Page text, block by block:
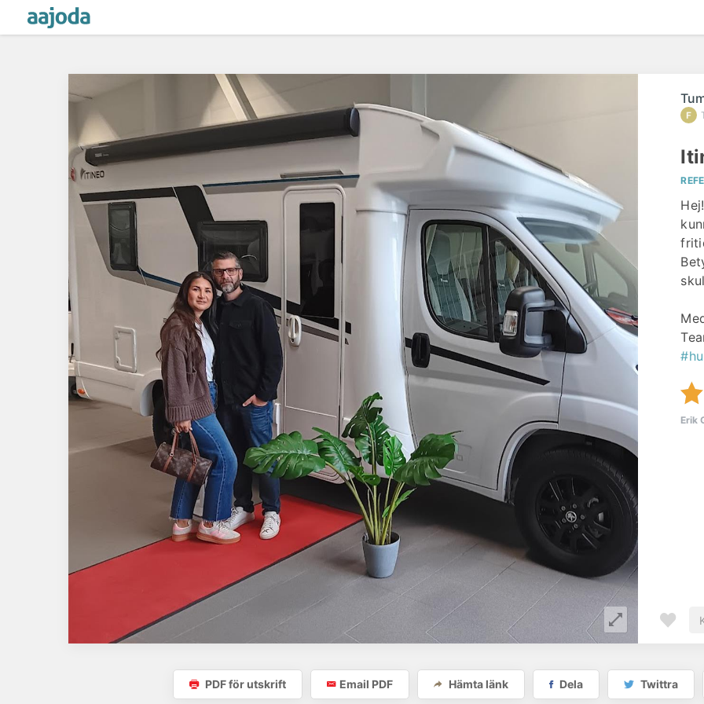
Erik
PDF för utskrift Email PDF Hämta länk Dela Twittra